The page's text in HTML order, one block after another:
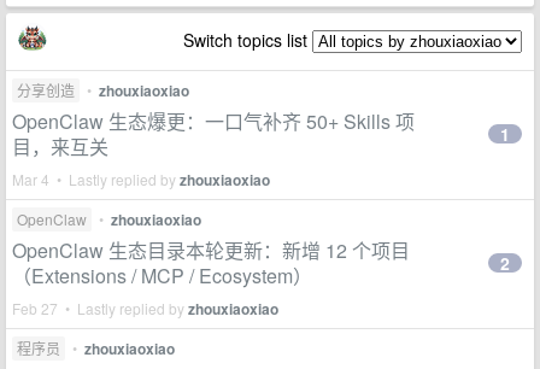
Switch topics list
分享创造 • zhouxiaoxiao
OpenClaw 生态爆更：一口气补齐 50+ Skills 项
目，来互关
Mar 4 • Lastly replied byzhouxiaoxiao
1
OpenClaw • zhouxiaoxiao
OpenClaw 生态目录本轮更新：新增 12 个项目
（Extensions / MCP / Ecosystem）
Feb 27 • Lastly replied byzhouxiaoxiao
2
程序员 • zhouxiaoxiao